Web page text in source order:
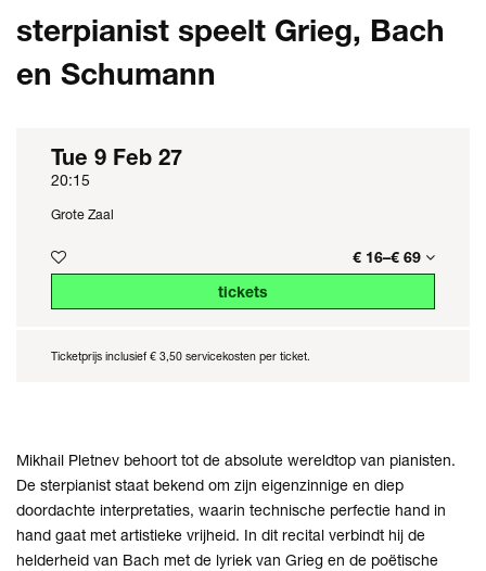
sterpianist speelt Grieg, Bach
en Schumann
Tue 9 Feb 27
20:15
Grote Zaal
€ 16–€ 69
tickets
Ticketprijs inclusief € 3,50 servicekosten per ticket.
Mikhail Pletnev behoort tot de absolute wereldtop van pianisten.
De sterpianist staat bekend om zijn eigenzinnige en diep
doordachte interpretaties, waarin technische perfectie hand in
hand gaat met artistieke vrijheid. In dit recital verbindt hij de
helderheid van Bach met de lyriek van Grieg en de poëtische